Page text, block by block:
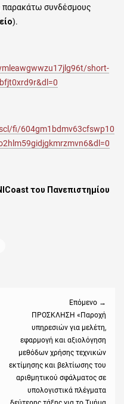
παρακάτω συνδέσμους
).
short-
fi/604gm1bdmv63cfswp10
του Πανεπιστημίου
Επόμενο →
ΠΡΟΣΚΛΗΣΗ «Παροχή
υπηρεσιών για μελέτη,
εφαρμογή και αξιολόγηση
μεθόδων χρήσης τεχνικών
εκτίμησης και βελτίωσης του
αριθμητικού σφάλματος σε
υπολογιστικά πλέγματα